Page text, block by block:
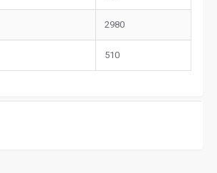
2980
510